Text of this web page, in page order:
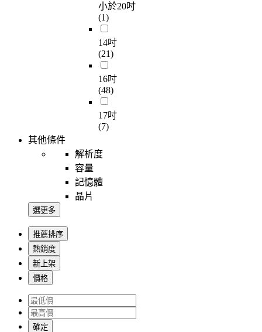
小於20吋
(1)
14吋
(21)
16吋
(48)
17吋
(7)
其他條件
解析度
容量
記憶體
晶片
選更多
推薦排序
熱銷度
新上架
價格
確定